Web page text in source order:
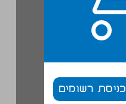
כניסת רשומים